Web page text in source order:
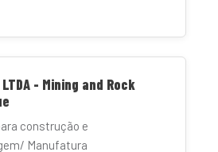
LTDA - Mining and Rock
construção e
Manufatura